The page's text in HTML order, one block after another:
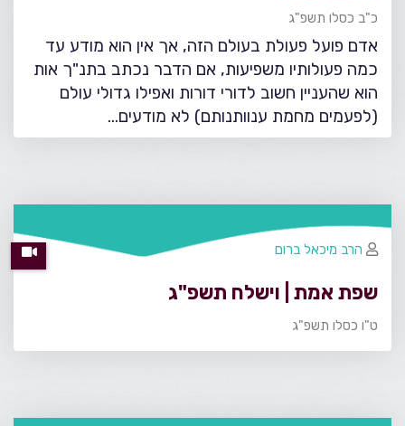
כ"ב כסלו תשפ"ג
אדם פועל פעולת בעולם הזה, אך אין הוא מודע עד
כמה פעולותיו משפיעות, אם הדבר נכתב בתנ"ך אות
הוא שהעניין חשוב לדורי דורות ואפילו גדולי עולם
(לפעמים מחמת ענוותנותם) לא מודעים…
שפת אמת | וישלח תשפ"ג
ט"ו כסלו תשפ"ג
הרב מיכאל ברום